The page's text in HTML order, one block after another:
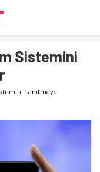
Sistemini
Tanıtmaya